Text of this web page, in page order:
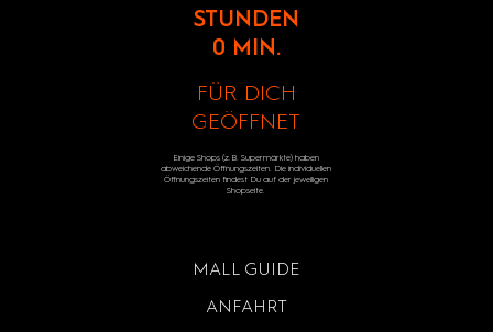
STUNDEN
0 MIN.
FÜR DICH
GEÖFFNET
Einige Shops (z.B. Supermärkte) haben
abweichende Öffnungszeiten. Die individuellen
Öffnungszeiten findest Du auf der jeweiligen
Shopseite.
MALL GUIDE
ANFAHRT